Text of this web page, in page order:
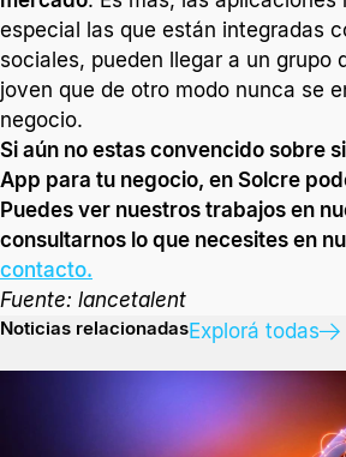
especial las que están integradas
sociales, pueden llegar a un grupo
joven que de otro modo nunca se
negocio.
Si aún no estas convencido sobre
App para tu negocio, en Solcre
Puedes ver nuestros trabajos en
consultarnos lo que necesites en
contacto.
Fuente: lancetalent
Noticias relacionadasExplorá todas